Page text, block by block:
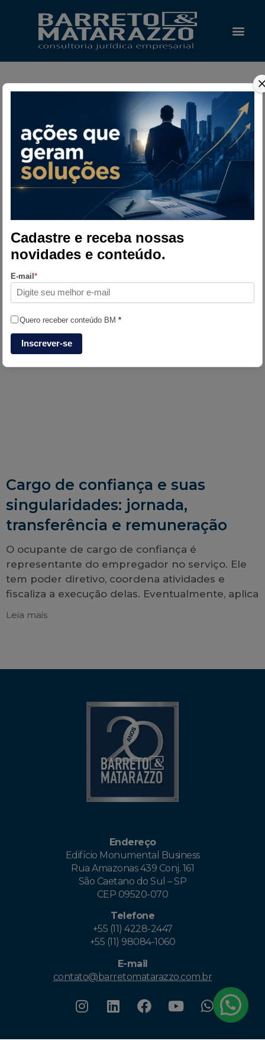
blog
Blog
Novidades do mercado Jurídico e
Empresarial
Cargo de confiança e suas
singularidades: jornada,
transferência e remuneração
O ocupante de cargo de confiança é
representante do empregador no serviço. Ele
tem poder diretivo, coordena atividades e
fiscaliza a execução delas. Eventualmente, aplica
Leia mais
Endereço
Edifício Monumental Business
Rua Amazonas 439 Conj. 161
São Caetano do Sul – SP
CEP 09520-070
Telefone
+55 (11) 4228-2447
+55 (11) 98084-1060
E-mail
contato@barretomatarazzo.com.br
Cadastre e receba nossas
novidades e conteúdo.
E-mail*
Quero receber conteúdo BM *
Inscrever-se